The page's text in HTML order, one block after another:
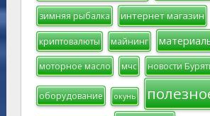
зимняя рыбалка интернет магазин
криптовалюты майнинг
моторное масло мчс новости
оборудование окунь